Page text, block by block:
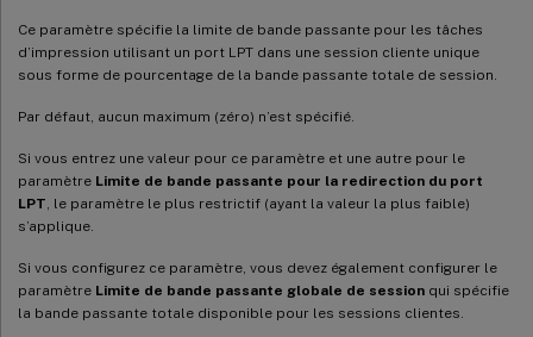
Ce paramètre spécifie la limite de bande passante pour les tâches
d’impression utilisant un port LPT dans une session cliente unique
sous forme de pourcentage de la bande passante totale de session.
Par défaut, aucun maximum (zéro) n’est spécifié.
Si vous entrez une valeur pour ce paramètre et une autre pour le
paramètre Limite de bande passante pour la redirection du port
LPT , le paramètre le plus restrictif (ayant la valeur la plus faible)
s’applique.
Si vous configurez ce paramètre, vous devez également configurer le
paramètre Limite de bande passante globale de session qui spécifie
la bande passante totale disponible pour les sessions clientes.